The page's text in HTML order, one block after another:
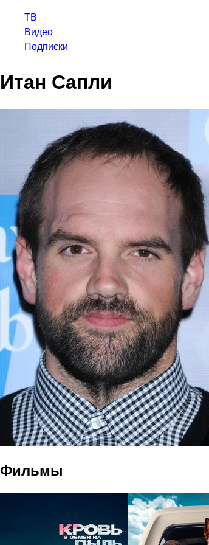
ТВ
Видео
Подписки
Итан Сапли
Фильмы